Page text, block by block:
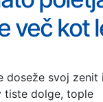
več kot
doseže svoj zenit
tiste dolge, tople